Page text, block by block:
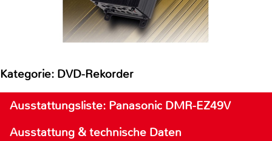
Kategorie: DVD-Rekorder
Ausstattungsliste: Panasonic DMR-EZ49V
Ausstattung & technische Daten